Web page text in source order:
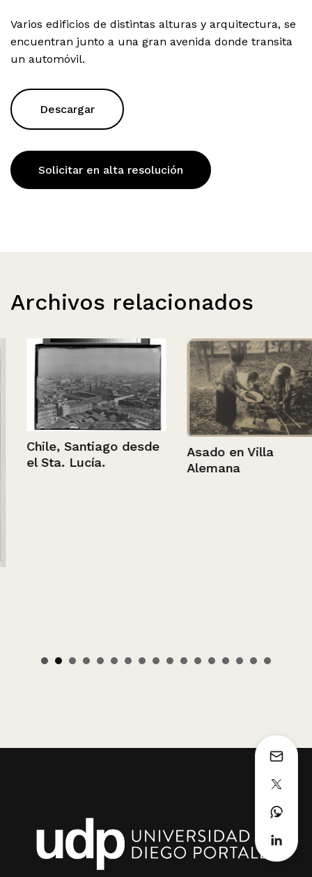
Varios edificios de distintas alturas y arquitectura, se
encuentran junto a una gran avenida donde transita
un automóvil.
Descargar
Solicitar en alta resolución
Archivos relacionados
Chile, Santiago desde
el Sta. Lucía.
Asado en Villa
Alemana